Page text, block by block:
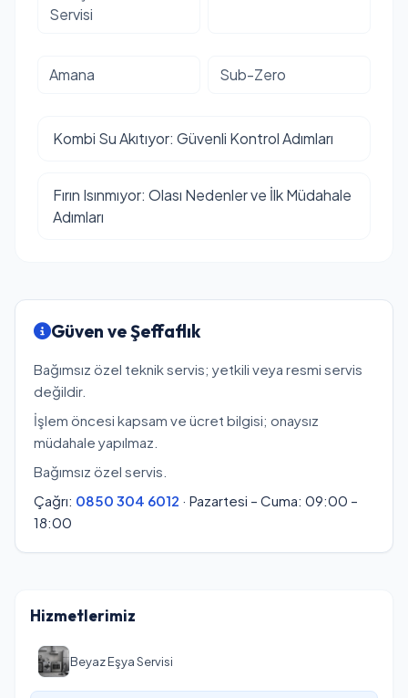
Servisi
Amana Sub-Zero
Kombi Su Akıtıyor: Güvenli Kontrol Adımları
Fırın Isınmıyor: Olası Nedenler ve İlk Müdahale
Adımları
Güven ve Şeffaflık
Bağımsız özel teknik servis; yetkili veya resmi servis
değildir.
İşlem öncesi kapsam ve ücret bilgisi; onaysız
müdahale yapılmaz.
Bağımsız özel servis.
Çağrı: 0850 304 6012 · Pazartesi – Cuma: 09:00 –
18:00
Hizmetlerimiz
Beyaz Eşya Servisi